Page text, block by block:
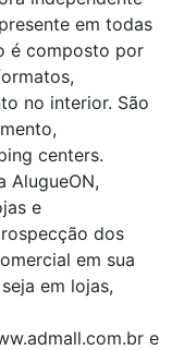
em todas
é composto por
no interior. São
centers.
AlugueON,
e
dos
em sua
em lojas,
e